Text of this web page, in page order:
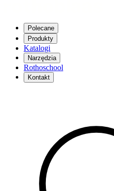
Polecane
Produkty
Katalogi
Narzędzia
Rothoschool
Kontakt